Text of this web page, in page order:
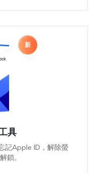
新
具
記Apple ID，解除螢
鎖。